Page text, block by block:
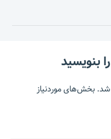
بنویسید
شد.بخش‌های موردنیاز